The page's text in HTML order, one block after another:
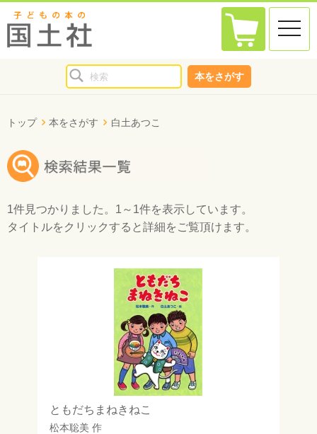
toggle
本をさがす
トップ 本をさがす 白土あつこ
1件見つかりました。 1～1件を表示しています。
タイトルをクリックすると詳細をご覧頂けます。
ともだちまねきねこ
松本聡美 作